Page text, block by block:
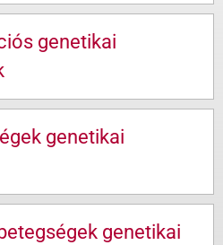
genetikai
genetikai
genetikai